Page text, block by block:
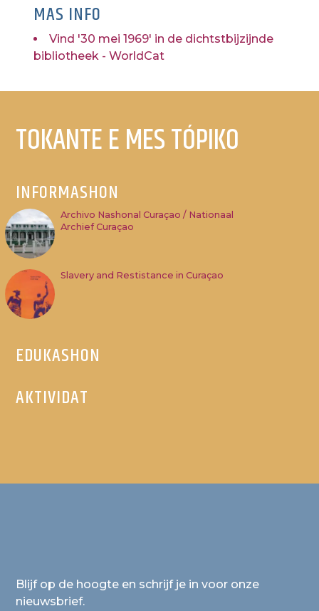
MAS INFO
Vind '30 mei 1969' in de dichtstbijzijnde
bibliotheek - WorldCat
TOKANTE E MES TÓPIKO
INFORMASHON
Archivo Nashonal Curaçao / Nationaal
Archief Curaçao
Slavery and Restistance in Curaçao
EDUKASHON
AKTIVIDAT
Blijf op de hoogte en schrijf je in voor onze
nieuwsbrief.